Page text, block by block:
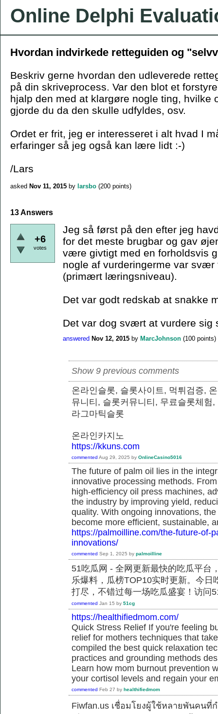
Online Delphi
Hvordan indvirkede retteguiden og
Beskriv gerne hvordan den udleverede
på din skriveprocess. Var den blot et
hjalp den med at klargøre nogle ting, hvilke
gjorde du da den skulle udfyldes, osv.
Ordet er frit, jeg er interesseret i alt hvad I
erfaringer så jeg også kan lære lidt :-)
/Lars
asked Nov 11, 2015 by larsbo (200 points)
13 Answers
+6
votes
Jeg så først på den efter jeg
for det meste brugbar og gav
være givtigt med en forholdsvis
nogle af vurderingerme var
(primært læringsniveau).
Det var godt redskab at snakke
Det var dog svært at vurdere sig
answered Nov 12, 2015 by MarcJohnson (100 points)
Show 9 previous comments
온라인슬롯, 슬롯사이트, 먹튀검증,
뮤니티, 슬롯커뮤니티, 무료슬롯체험
라그마틱슬롯
온라인카지노
https://kkuns.com
commented Aug 29, 2025 by OnlineCasino5016
The future of palm oil lies in the
innovative processing methods.
high-efficiency oil press machines,
the industry by improving yield,
quality. With ongoing innovations,
become more efficient, sustainable,
https://palmoilline.com/the-future-of-
innovations/
commented Sep 1, 2025 by palmoilline
51吃瓜网 - 全网更新最快的吃瓜平台
乐爆料，瓜榜TOP10实时更新。今
打尽，不错过每一场吃瓜盛宴！访问
commented Jan 15 by 51cg
https://healthifiedmom.com/
Quick Stress Relief If you're feeling
relief for mothers techniques that
compiled the best quick relaxation
practices and grounding methods
Learn how mom burnout prevention
your cortisol levels and regain your
commented Feb 27 by healthifiedmom
Fiwfan.us เชื่อมโยงผู้ใช้หลายพันคนที่